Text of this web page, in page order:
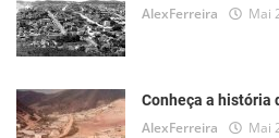
AlexFerreira Mai
Conheça a história
AlexFerreira Mai